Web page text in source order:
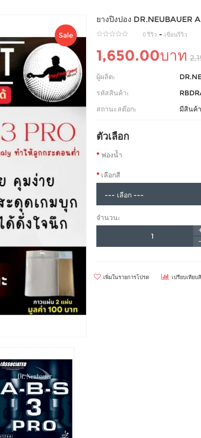
Sale
ยางปิงปอง DR.NEUBAUER
0 รีวิว - เขียนรีวิว
1,650.00บาท
ผู้ผลิต:
รหัสสินค้า:
สถานะสต๊อก:
มีสินค้
ตัวเลือก
ฟองน้ำ
เลือกสี
จำนวน:
เพิ่มในรายการโปรด เปรียบเทียบ